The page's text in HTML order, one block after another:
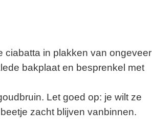
ciabatta in plakken van ongeveer
bakplaat en besprenkel met
Let goed op: je wilt ze
zacht blijven vanbinnen.